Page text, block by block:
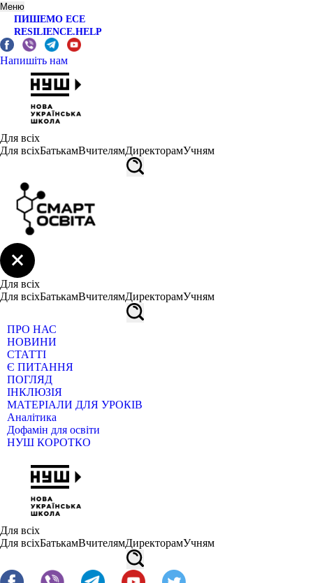
Меню
ПИШЕМО ЕСЕ
RESILIENCE.HELP
Напишіть нам
Для всіх
Для всіхБатькамВчителямДиректорамУчням
Для всіх
Для всіхБатькамВчителямДиректорамУчням
ПРО НАС
НОВИНИ
СТАТТІ
Є ПИТАННЯ
ПОГЛЯД
ІНКЛЮЗІЯ
МАТЕРІАЛИ ДЛЯ УРОКІВ
Аналітика
Дофамін для освіти
НУШ КОРОТКО
Для всіх
Для всіхБатькамВчителямДиректорамУчням